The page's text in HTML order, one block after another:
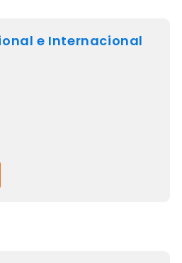
e Internacional